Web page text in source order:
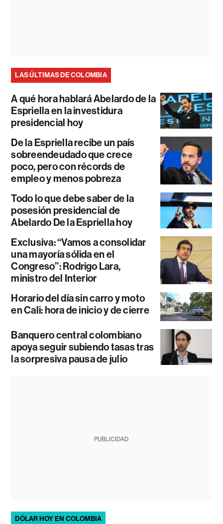
LAS ÚLTIMAS DE COLOMBIA
A qué hora hablará Abelardo de la
Espriella en la investidura
presidencial hoy
De la Espriella recibe un país
sobreendeudado que crece
poco, pero con récords de
empleo y menos pobreza
Todo lo que debe saber de la
posesión presidencial de
Abelardo De la Espriella hoy
Exclusiva: “Vamos a consolidar
una mayoría sólida en el
Congreso”: Rodrigo Lara,
ministro del Interior
Horario del día sin carro y moto
en Cali: hora de inicio y de cierre
Banquero central colombiano
apoya seguir subiendo tasas tras
la sorpresiva pausa de julio
PUBLICIDAD
DÓLAR HOY EN COLOMBIA